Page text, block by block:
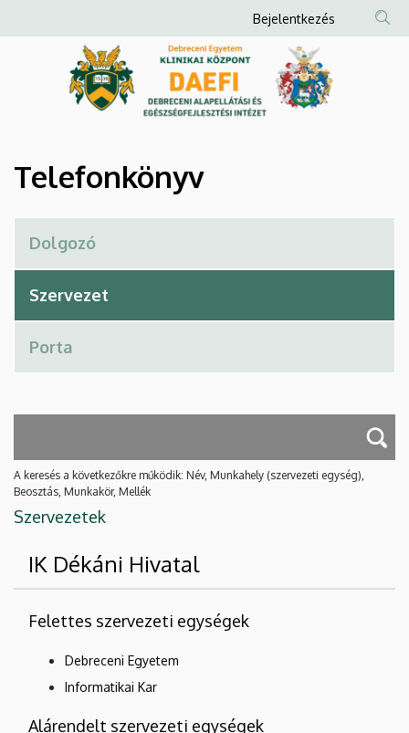
Debreceni
és
Egészségfejlesztési
Intézet
a
Anonim
Felhasználói
fiók
menüje
Bejelentkezés
Telefonkönyv
A keresés a következőkre működik: Név, Munkahely (szervezeti egység),
Beosztás, Munkakör, Mellék
Szervezetek
IK Dékáni Hivatal
Felettes szervezeti egységek
Debreceni Egyetem
Informatikai Kar
Alárendelt szervezeti egységek